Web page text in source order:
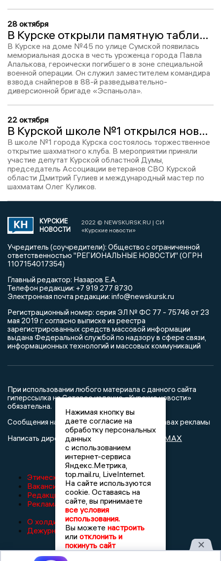
28 октября
В Курске открыли памятную табличку участнику СВО из «Эспаньолы»
В Курске на доме №45 по улице Сумской появилась
мемориальная доска в честь уроженца города Павла
Апалькова, героически погибшего в зоне специальной
военной операции. Он служил заместителем командира
взвода снайперов в 88-й разведывательно-
диверсионной бригаде «Эспаньола».
22 октября
В Курской школе №1 открылся новый шахматный клуб
В школе №1 города Курска состоялось торжественное
открытие шахматного клуба. В мероприятии приняли
участие депутат Курской областной Думы,
председатель Ассоциации ветеранов СВО Курской
области Дмитрий Гулиев и международный мастер по
шахматам Олег Куликов.
КУРСКИЕ
НОВОСТИ
2022 © NEWSKURSK.RU | СИ
«Курские новости»
Учредитель (соучредители): Общество с ограниченной
ответственностью "РЕГИОНАЛЬНЫЕ НОВОСТИ" (ОГРН
1107154017354)
Главный редактор: Назаров Е.А.
Телефон редакции: +7 919 277 8730
Электронная почта редакции: info@newskursk.ru
Регистрационный номер: серия ЭЛ № ФС 77 - 75746 от 23
мая 2019 г. согласно выписке из реестра
зарегистрированных средств массовой информации
выдана Федеральной службой по надзору в сфере связи,
информационных технологий и массовых коммуникаций
При использовании любого материала с данного сайта
гиперссылка на Сетевое издание «Курские новости»
обязательна.
Сообщения на сером фоне размещены на правах рекламы
Написать директору в телеграм
MAX
Этическая политика изданий
Вакансии
Редакция
Реклама
О холдинге
Дежурный по новостям
Нажимая кнопку вы
даете согласие на
обработку персональных
данных
с использованием
интернет-сервиса
Яндекс.Метрика,
top.mail.ru, LiveInternet.
На сайте используются
cookie. Оставаясь на
сайте, вы принимаете
все условия
использования.
Вы можете настроить
или отклонить и
покинуть сайт